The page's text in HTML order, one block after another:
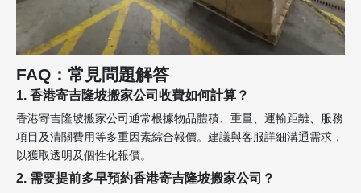
FAQ：常見問題解答
1. 香港寄吉隆坡搬家公司收費如何計算？
香港寄吉隆坡搬家公司通常根據物品體積、重量、運輸距離、服務
項目及清關費用等多重因素綜合報價。建議與客服詳細溝通需求，
以獲取透明及個性化報價。
2. 需要提前多早預約香港寄吉隆坡搬家公司？